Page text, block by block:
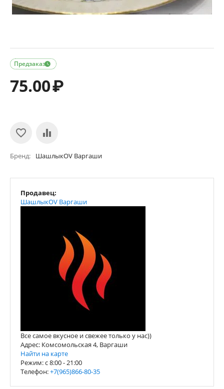

Предзаказ
75.00₽
Бренд ШашлыкOV Варгаши
Продавец:
ШашлыкOV Варгаши
Все самое вкусное и свежее только у нас))
Адрес: Комсомольская 4, Варгаши
Найти на карте
Режим: c 8:00 - 21:00
Телефон:+7(965)866-80-35